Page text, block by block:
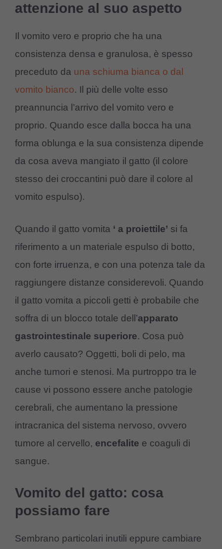
attenzione al suo aspetto
Il vomito vero e proprio che ha una
consistenza densa e granulosa, è spesso
preceduto da una schiuma bianca o dal
vomito bianco. Il più delle volte esso
preannuncia l’arrivo del vomito vero e
proprio. Quando esce dalla bocca ha una
forma oblunga e la sua consistenza dipende
da cosa aveva mangiato il gatto (il colore
stesso dei croccantini può dare il colore al
vomito espulso).
Quando il gatto vomita ‘ a proiettile’ si fa
riferimento a un materiale espulso di botto,
con forte irruenza, e con una potenza tale da
raggiungere distanze considerevoli. Quando
il gatto vomita a piccoli getti è probabile che
soffra di un blocco totale dell’apparato
gastrointestinale superiore. Cosa può
averlo causato? Oggetti, boli di pelo, ma
anche tumori e stenosi. Ma purtroppo tra le
cause vi possono essere anche patologie
cerebrali, che aumentano la pressione
intracranica del sistema nervoso, ovvero
tumore al cervello, encefalite e coaguli di
sangue.
Vomito del gatto: cosa
possiamo fare
Sembrano particolari inutili eppure cambiare